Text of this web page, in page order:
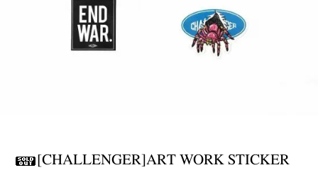
[CHALLENGER]ART WORK STICKER